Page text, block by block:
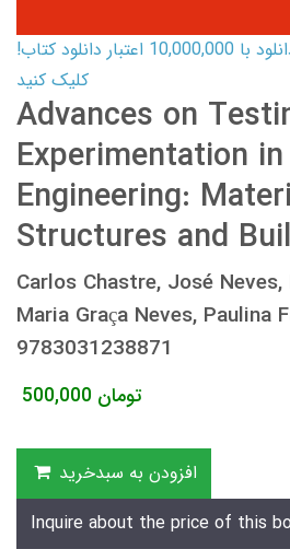
کارت اعتباری کتاب دانلود با 10,000,000 اعتبار دانلود کتاب!
کلیک کنید
Advances on
Experimentation
Engineering:
Structures and
Carlos Chastre, José
Maria Graça Neves, Paulina
9783031238871
500,000 تومان
افزودن به سبدخرید
Inquire about the price of this